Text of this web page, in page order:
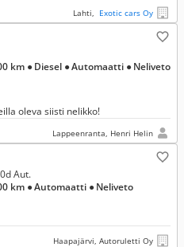
Lahti, Exotic cars Oy
km ● Diesel ● Automaatti ● Neliveto
oleva siisti nelikko!
Lappeenranta, Henri Helin
Aut.
km ● Automaatti ● Neliveto
Haapajärvi, Autoruletti Oy